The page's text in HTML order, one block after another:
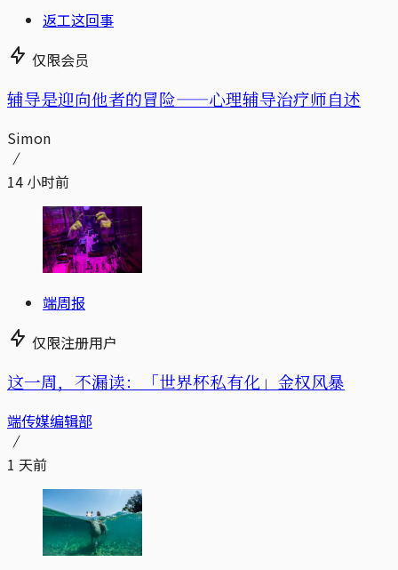
返工这回事
仅限会员
辅导是迎向他者的冒险——心理辅导治疗师自述
Simon
14 小时前
端周报
仅限注册用户
这一周，不漏读：「世界杯私有化」金权风暴
端传媒编辑部
1 天前